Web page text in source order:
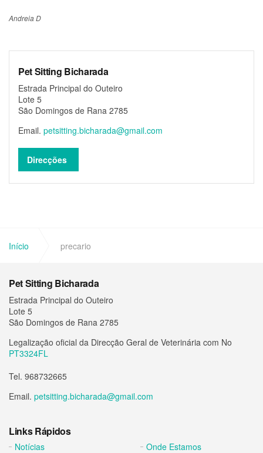
Andreia D
Pet Sitting Bicharada
Estrada Principal do Outeiro
Lote 5
São Domingos de Rana 2785
Email. petsitting.bicharada@gmail.com
Direcções
Início precario
Pet Sitting Bicharada
Estrada Principal do Outeiro
Lote 5
São Domingos de Rana 2785
Legalização oficial da Direcção Geral de Veterinária com No
PT3324FL
Tel. 968732665
Email. petsitting.bicharada@gmail.com
Links Rápidos
Notícias
Onde Estamos